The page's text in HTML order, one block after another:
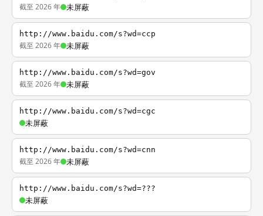
截至 2026 年 未屏蔽
http://www.baidu.com/s?wd=ccp
截至 2026 年 未屏蔽
http://www.baidu.com/s?wd=gov
截至 2026 年 未屏蔽
http://www.baidu.com/s?wd=cgc
未屏蔽
http://www.baidu.com/s?wd=cnn
截至 2026 年 未屏蔽
http://www.baidu.com/s?wd=???
未屏蔽